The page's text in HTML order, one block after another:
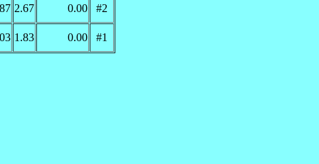
2.67 0.00 #2
1.83 0.00 #1